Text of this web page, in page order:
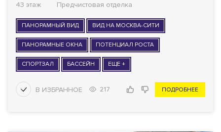
43 этаж
Предчистовая отделка
ПАНОРАМНЫЙ ВИД ВИД НА МОСКВА-СИТИ
ПАНОРАМНЫЕ ОКНА ПОТЕНЦИАЛ РОСТА
СПОРТЗАЛ БАССЕЙН ЕЩЕ +
217 ПОДРОБНЕЕ